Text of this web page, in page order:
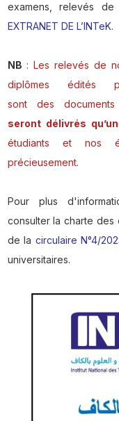
examens, relevés
EXTRANET DE L’INTeK.
NB :Les relevés de
diplômes édités
sont des
seront délivrés
étudiants et nos
précieusement.
Pour plus
consulter la charte des
de la circulaire N°4/
universitaires.